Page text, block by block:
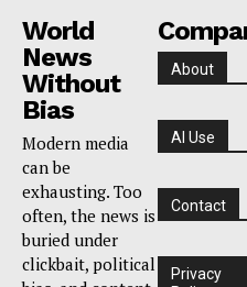
World
News
Without
Bias
Modern media
can be
exhausting. Too
often, the news is
buried under
clickbait, political
About
AI Use
Contact
Privacy